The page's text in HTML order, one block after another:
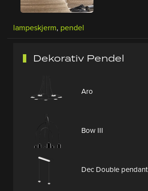
lampeskjerm, pendel
Dekorativ Pendel
Aro
Bow III
Dec Double pendant